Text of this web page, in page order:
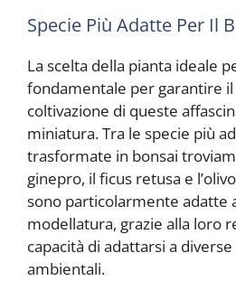
Specie Più Adatte Per Il
La scelta della pianta ideale
fondamentale per garantire il
coltivazione di queste
miniatura. Tra le specie più
trasformate in bonsai
ginepro, il ficus retusa e
sono particolarmente adatte
modellatura, grazie alla loro
capacità di adattarsi a
ambientali.